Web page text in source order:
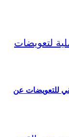
للتعويضات عن